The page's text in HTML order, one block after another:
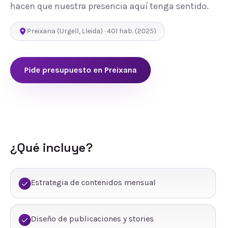
hacen que nuestra presencia aquí tenga sentido.
Preixana (Urgell, Lleida) ·401 hab. (2025)
Pide presupuesto en Preixana
¿Qué incluye?
Estrategia de contenidos mensual
Diseño de publicaciones y stories